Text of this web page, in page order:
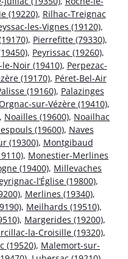
(19220), Rilhac-Treignac
les-Vignes (19120),
, Pierrefitte (79330),
, Peyrissac (19260),
le-Noir (19410), Perpezac-
(19170), Péret-Bel-Air
(19160), Palazinges
sur-Vézère (19410),
, Noailles (19600), Noailhac
(19600), Naves
(19300), Montgibaud
, Monestier-Merlines
(19400), Millevaches
l’Église (19800),
, Merlines (19340),
, Meilhards (19510),
, Margerides (19200),
la-Croisille (19320),
(19520), Malemort-sur-